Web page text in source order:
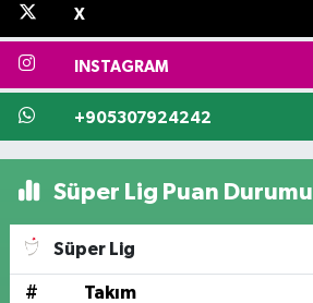
X
INSTAGRAM
+905307924242
Süper Lig Puan Durumu
Süper Lig
# Takım